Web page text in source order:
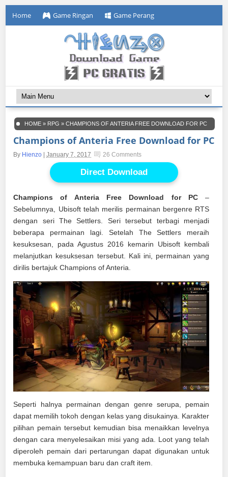
Home Game Ringan Game Perang
HOME » RPG »CHAMPIONS OF ANTERIA FREE DOWNLOAD FOR PC
Champions of Anteria Free Download for PC
By Hienzo |January 7, 2017 26 Comments
Direct Download
Champions of Anteria Free Download for PC–
Sebelumnya, Ubisoft telah merilis permainan bergenre RTS
dengan seri The Settlers. Seri tersebut terbagi menjadi
beberapa permainan lagi. Setelah The Settlers meraih
kesuksesan, pada Agustus 2016 kemarin Ubisoft kembali
melanjutkan kesuksesan tersebut. Kali ini, permainan yang
dirilis bertajuk Champions of Anteria.
Seperti halnya permainan dengan genre serupa, pemain
dapat memilih tokoh dengan kelas yang disukainya. Karakter
pilihan pemain tersebut kemudian bisa menaikkan levelnya
dengan cara menyelesaikan misi yang ada. Loot yang telah
diperoleh pemain dari pertarungan dapat digunakan untuk
membuka kemampuan baru dan craft item.